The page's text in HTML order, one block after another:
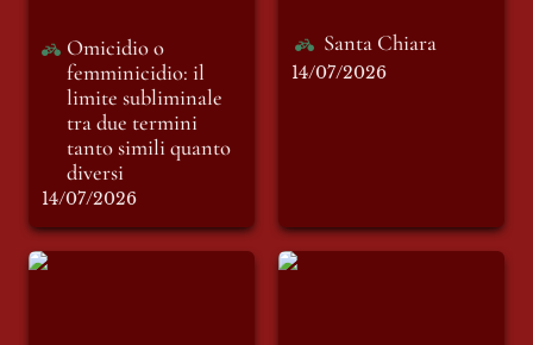
Omicidio o
femminicidio: il
limite subliminale
tra due termini
tanto simili quanto
diversi
14/07/2026
Santa Chiara
14/07/2026
Tra il “Vecchio” e il
Goodbye, goodbye.